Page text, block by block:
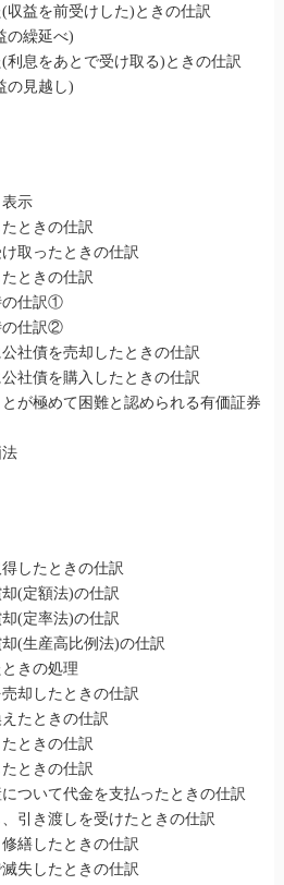
収益を前受けした)ときの仕訳
の繰延べ)
利息をあとで受け取る)ときの仕訳
の見越し)
示
ときの仕訳
取ったときの仕訳
ときの仕訳
の仕訳①
の仕訳②
社債を売却したときの仕訳
社債を購入したときの仕訳
が極めて困難と認められる有価証券
したときの仕訳
(定額法)の仕訳
(定率法)の仕訳
(生産高比例法)の仕訳
きの処理
却したときの仕訳
たときの仕訳
ときの仕訳
ときの仕訳
ついて代金を支払ったときの仕訳
引き渡しを受けたときの仕訳
繕したときの仕訳
失したときの仕訳